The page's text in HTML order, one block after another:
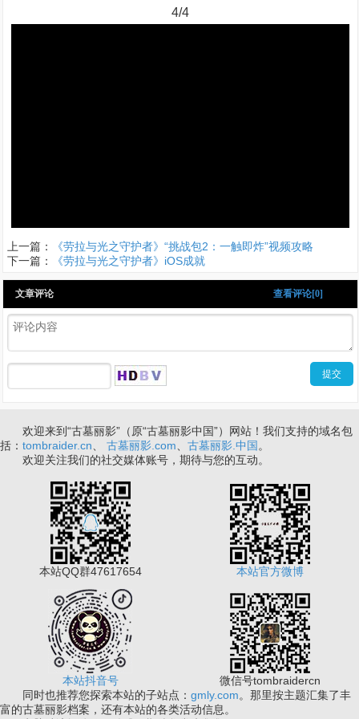
4/4
上一篇：
《劳拉与光之守护者》“挑战包2：一触即炸”视频攻略
下一篇：
《劳拉与光之守护者》iOS成就
查看评论[0]
文章评论
欢迎来到“古墓丽影”（原“古墓丽影中国”）网站！我们支持的域名包
括： tombraider.cn 古墓丽影.com 古墓丽影.中国 。
欢迎关注我们的社交媒体账号，期待与您的互动。
本站QQ群47617654 本站官方微博
本站抖音号
微信号tombraidercn
同时也推荐您探索本站的子站点： gmly.com。那里按主题汇集了丰
富的古墓丽影档案，还有本站的各类活动信息。